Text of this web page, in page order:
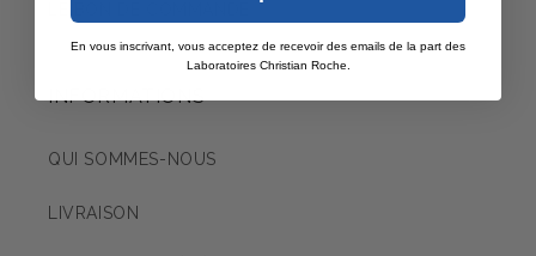
INFORMATIONS
QUI SOMMES-NOUS
LIVRAISON
En vous inscrivant, vous acceptez de recevoir des emails de la part des
Laboratoires Christian Roche.